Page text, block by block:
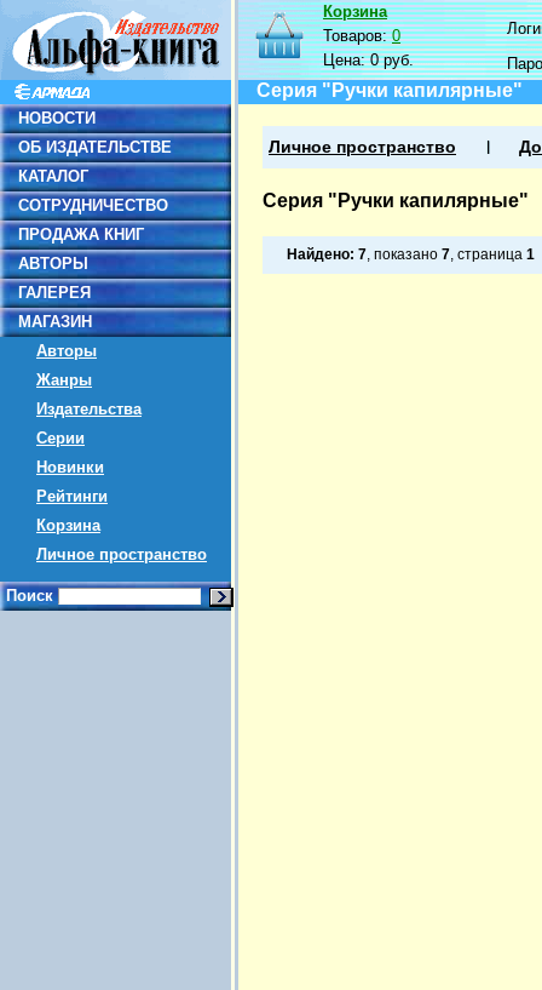
НОВОСТИ
ОБ ИЗДАТЕЛЬСТВЕ
КАТАЛОГ
СОТРУДНИЧЕСТВО
ПРОДАЖА КНИГ
АВТОРЫ
ГАЛЕРЕЯ
МАГАЗИН
Авторы
Жанры
Издательства
Серии
Новинки
Рейтинги
Корзина
Личное пространство
Поиск
Корзина
Товаров:0
Цена:0 руб.
Серия "Ручки капилярные"
Личное пространство
Серия "Ручки капилярные"
Найдено: 7, показано 7, страница 1